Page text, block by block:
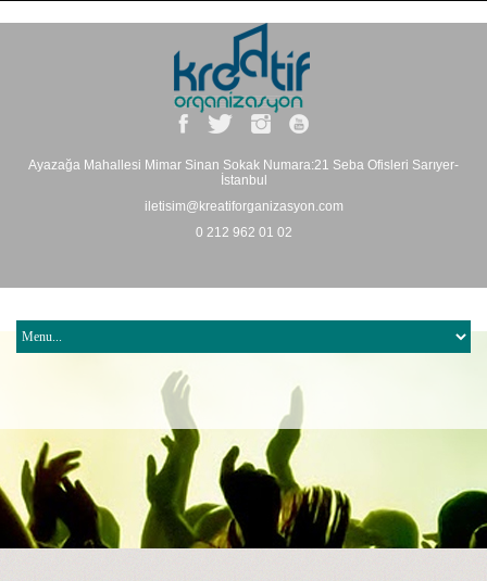
Ayazağa Mahallesi Mimar Sinan Sokak Numara:21 Seba Ofisleri Sarıyer-
İstanbul
iletisim@kreatiforganizasyon.com
0 212 962 01 02